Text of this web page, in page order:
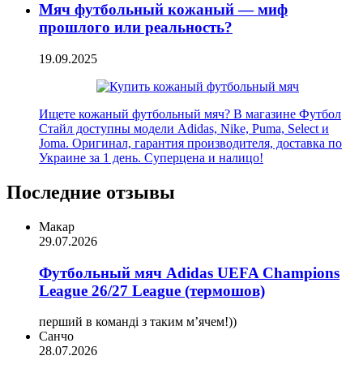
Мяч футбольный кожаный — миф
прошлого или реальность?
19.09.2025
Ищете кожаный футбольный мяч? В магазине Футбол
Стайл доступны модели Adidas, Nike, Puma, Select и
Joma. Оригинал, гарантия производителя, доставка по
Украине за 1 день. Суперцена и налицо!
Последние отзывы
Макар
29.07.2026
Футбольный мяч Adidas UEFA Champions
League 26/27 League (термошов)
перший в команді з таким мʼячем!))
Санчо
28.07.2026